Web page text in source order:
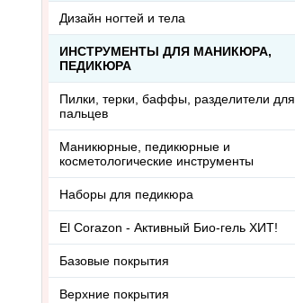
Дизайн ногтей и тела
ИНСТРУМЕНТЫ ДЛЯ МАНИКЮРА,
ПЕДИКЮРА
Пилки, терки, баффы, разделители для
пальцев
Маникюрные, педикюрные и
косметологические инструменты
Наборы для педикюра
El Corazon - Активный Био-гель ХИТ!
Базовые покрытия
Верхние покрытия